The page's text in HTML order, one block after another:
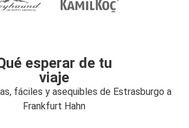
esperar de tu
viaje
fáciles y asequibles de Estrasburgo a
Frankfurt Hahn